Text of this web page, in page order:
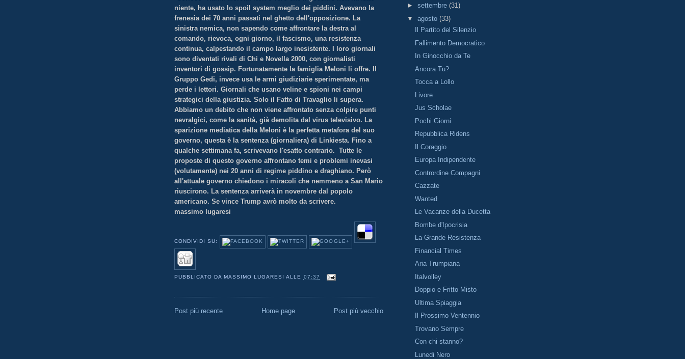
niente, ha usato lo spoil system meglio dei piddini. Avevano la
frenesia dei 70 anni passati nel ghetto dell'opposizione. La
sinistra nemica, non sapendo come affrontare la destra al
comando, rievoca, ogni giorno, il fascismo, una resistenza
continua, calpestando il campo largo inesistente. I loro giornali
sono diventati rivali di Chi e Novella 2000, con giornalisti
inventori di gossip. Fortunatamente la famiglia Meloni li offre. Il
Gruppo Gedi, invece usa le armi giudiziarie sperimentate, ma
perde i lettori. Giornali che usano veline e spioni nei campi
strategici della giustizia. Solo il Fatto di Travaglio li supera.
Abbiamo un debito che non viene affrontato senza colpire punti
nevralgici, come la sanità, già demolita dal virus televisivo. La
sparizione mediatica della Meloni è la perfetta metafora del suo
governo, questa è la sentenza (giornaliera) di Linkiesta. Fino a
qualche settimana fa, scrivevano l'esatto contrario. Tutte le
proposte di questo governo affrontano temi e problemi inevasi
(volutamente) nei 20 anni di regime piddino e draghiano. Però
all'attuale governo chiedono i miracoli che nemmeno a San Mario
riuscirono. La sentenza arriverà in novembre dal popolo
americano. Se vince Trump avrò molto da scrivere.
massimo lugaresi
CONDIVIDI SU:
PUBBLICATO DA MASSIMO LUGARESI ALLE 07:37
Post più recente Post più vecchio
Home page
► settembre (31)
▼ agosto (33)
Il Partito del Silenzio
Fallimento Democratico
In Ginocchio da Te
Ancora Tu?
Tocca a Lollo
Livore
Jus Scholae
Pochi Giorni
Repubblica Ridens
Il Coraggio
Europa Indipendente
Contrordine Compagni
Cazzate
Wanted
Le Vacanze della Ducetta
Bombe d'Ipocrisia
La Grande Resistenza
Financial Times
Aria Trumpiana
Italvolley
Doppio e Fritto Misto
Ultima Spiaggia
Il Prossimo Ventennio
Trovano Sempre
Con chi stanno?
Lunedi Nero